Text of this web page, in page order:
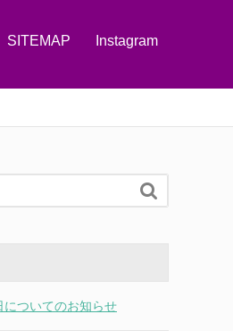
SITEMAP Instagram

についてのお知らせ